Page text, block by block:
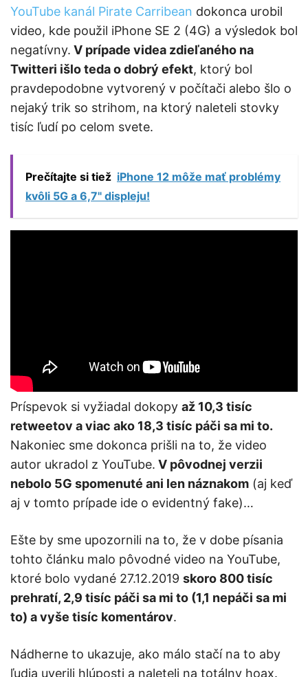
YouTube kanál Pirate Carribean dokonca urobil
video, kde použil iPhone SE 2 (4G) a výsledok bol
negatívny. V prípade videa zdieľaného na
Twitteri išlo teda o dobrý efekt, ktorý bol
pravdepodobne vytvorený v počítači alebo šlo o
nejaký trik so strihom, na ktorý naleteli stovky
tisíc ľudí po celom svete.
Prečítajte si tiež iPhone 12 môže mať problémy
kvôli 5G a 6,7" displeju!
Príspevok si vyžiadal dokopy až 10,3 tisíc
retweetov a viac ako 18,3 tisíc páči sa mi to.
Nakoniec sme dokonca prišli na to, že video
autor ukradol z YouTube. V pôvodnej verzii
nebolo 5G spomenuté ani len náznakom (aj keď
aj v tomto prípade ide o evidentný fake)…
Ešte by sme upozornili na to, že v dobe písania
tohto článku malo pôvodné video na YouTube,
ktoré bolo vydané 27.12.2019 skoro 800 tisíc
prehratí, 2,9 tisíc páči sa mi to (1,1 nepáči sa mi
to) a vyše tisíc komentárov.
Nádherne to ukazuje, ako málo stačí na to aby
ľudia uverili hlúposti a naleteli na totálny hoax.